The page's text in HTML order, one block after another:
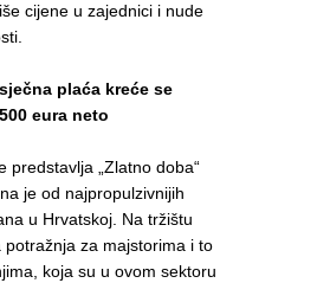
cijene u zajednici i nude
plaća kreće se
eura neto
predstavlja „Zlatno doba“
je od najpropulzivnijih
u Hrvatskoj. Na tržištu
potražnja za majstorima i to
koja su u ovom sektoru